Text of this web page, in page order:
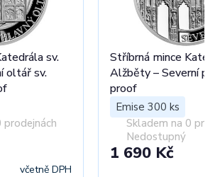
sv.
oltář sv.
prodejnách
včetně DPH
Stříbrná mince
Alžběty – Severní
proof
Emise 300 ks
Skladem na 0
Nedostupný
1 690 Kč